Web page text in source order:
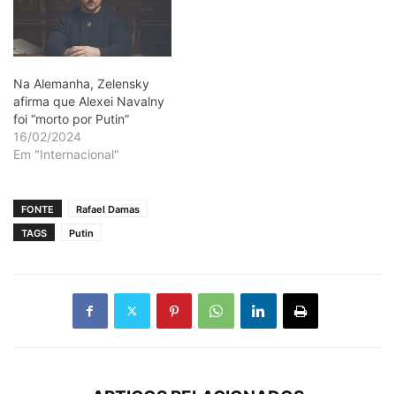
Na Alemanha, Zelensky
afirma que Alexei Navalny
foi “morto por Putin”
16/02/2024
Em "Internacional"
FONTE
Rafael Damas
TAGS
Putin